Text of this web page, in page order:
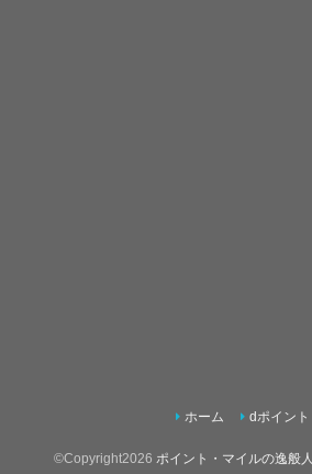
ホーム dポイント
©Copyright2026 ポイント・マイルの逸般人